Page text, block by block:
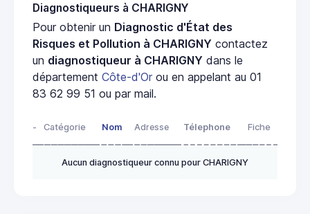
Diagnostiqueurs à CHARIGNY
Pour obtenir un Diagnostic d'État des
Risques et Pollution à CHARIGNY contactez
un diagnostiqueur à CHARIGNY dans le
département Côte-d'Or ou en appelant au 01
83 62 99 51 ou par mail.
- Catégorie Nom Adresse Télephone Fiche
Aucun diagnostiqueur connu pour CHARIGNY